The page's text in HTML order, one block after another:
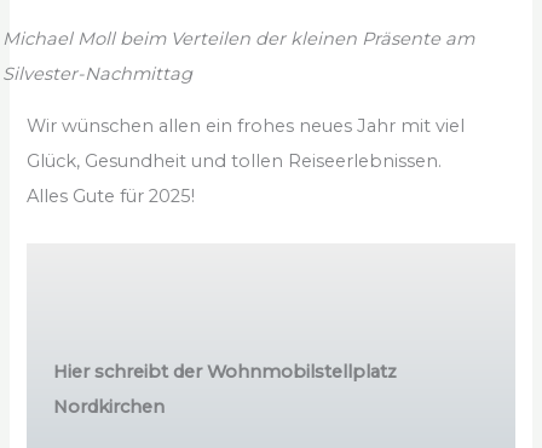
Michael Moll beim Verteilen der kleinen Präsente am
Silvester-Nachmittag
Wir wünschen allen ein frohes neues Jahr mit viel
Glück, Gesundheit und tollen Reiseerlebnissen.
Alles Gute für 2025!
Hier schreibt der Wohnmobilstellplatz
Nordkirchen